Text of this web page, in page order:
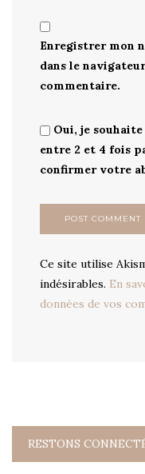
Enregistrer mon
dans le
commentaire.
Oui, je
entre 2 et 4 fois
confirmer votre
Ce site utilise
indésirables. En
données de vos
RESTONS